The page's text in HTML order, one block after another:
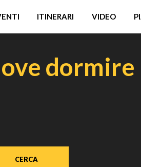
ITINERARI VIDEO
dormire